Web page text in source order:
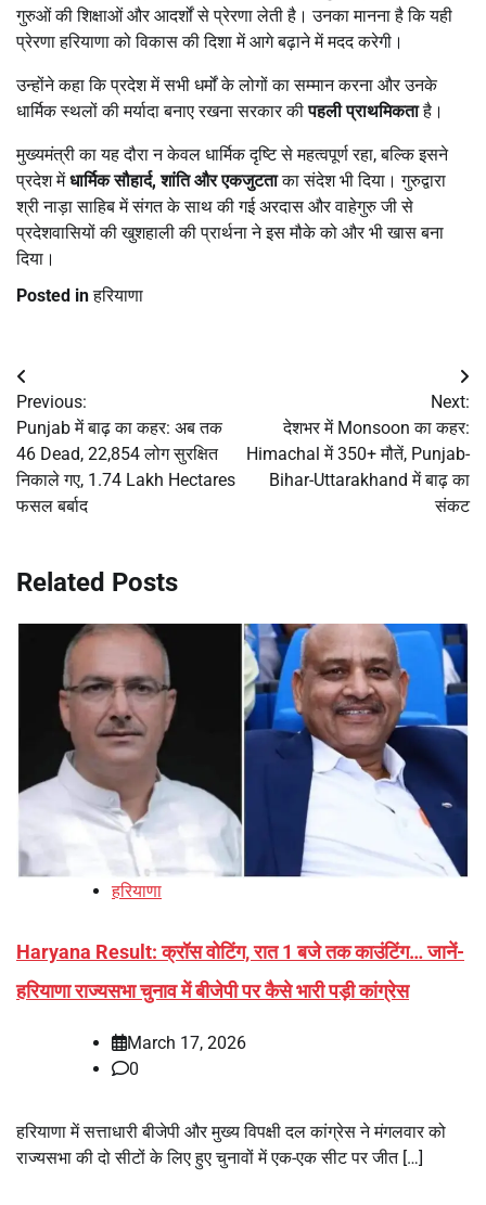
गुरुओं की शिक्षाओं और आदर्शों से प्रेरणा लेती है। उनका मानना है कि यही
प्रेरणा हरियाणा को विकास की दिशा में आगे बढ़ाने में मदद करेगी।
उन्होंने कहा कि प्रदेश में सभी धर्मों के लोगों का सम्मान करना और उनके
धार्मिक स्थलों की मर्यादा बनाए रखना सरकार कीपहली प्राथमिकताहै।
मुख्यमंत्री का यह दौरा न केवल धार्मिक दृष्टि से महत्वपूर्ण रहा, बल्कि इसने
प्रदेश मेंधार्मिक सौहार्द,शांति और एकजुटताका संदेश भी दिया। गुरुद्वारा
श्री नाड़ा साहिब में संगत के साथ की गई अरदास और वाहेगुरु जी से
प्रदेशवासियों की खुशहाली की प्रार्थना ने इस मौके को और भी खास बना
दिया।
Posted inहरियाणा
Post
navigation
Previous:
Punjab में बाढ़ का कहर: अब तक
46 Dead, 22,854 लोग सुरक्षित
निकाले गए, 1.74 Lakh Hectares
फसल बर्बाद
Next:
देशभर में Monsoon का कहर:
Himachal में 350+ मौतें, Punjab-
Bihar-Uttarakhand में बाढ़ का
संकट
Related Posts
हरियाणा
Haryana Result: क्रॉस वोटिंग, रात 1 बजे तक काउंटिंग… जानें-
हरियाणा राज्यसभा चुनाव में बीजेपी पर कैसे भारी पड़ी कांग्रेस
March 17, 2026
0
हरियाणा में सत्ताधारी बीजेपी और मुख्य विपक्षी दल कांग्रेस ने मंगलवार को
राज्यसभा की दो सीटों के लिए हुए चुनावों में एक-एक सीट पर जीत […]